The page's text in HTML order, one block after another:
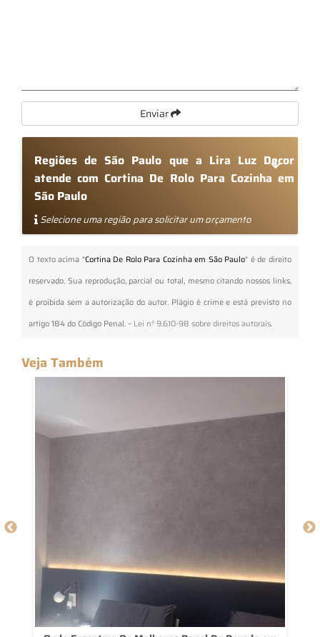
Enviar
Regiões de São Paulo que a Lira Luz Decor
atende com Cortina De Rolo Para Cozinha em
São Paulo
Selecione uma região para solicitar um orçamento
O texto acima "Cortina De Rolo Para Cozinha em São Paulo" é de direito
reservado. Sua reprodução, parcial ou total, mesmo citando nossos links,
é proibida sem a autorização do autor. Plágio é crime e está previsto no
artigo 184 do Código Penal. – Lei n° 9.610-98 sobre direitos autorais.
Veja Também